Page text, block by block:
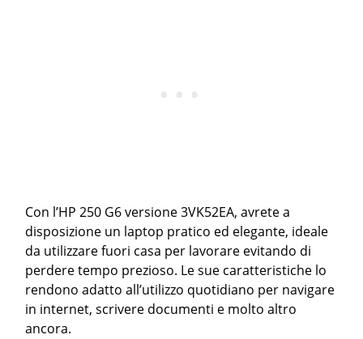
Con l’HP 250 G6 versione 3VK52EA, avrete a
disposizione un laptop pratico ed elegante, ideale
da utilizzare fuori casa per lavorare evitando di
perdere tempo prezioso. Le sue caratteristiche lo
rendono adatto all’utilizzo quotidiano per navigare
in internet, scrivere documenti e molto altro
ancora.